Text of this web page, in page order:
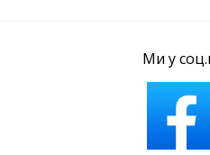
Ми у